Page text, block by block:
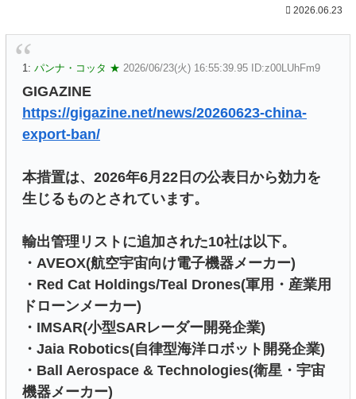
2026.06.23
1: パンナ・コッタ ★ 2026/06/23(火) 16:55:39.95 ID:z00LUhFm9
GIGAZINE
https://gigazine.net/news/20260623-china-
export-ban/
本措置は、2026年6月22日の公表日から効力を
生じるものとされています。
輸出管理リストに追加された10社は以下。
・AVEOX(航空宇宙向け電子機器メーカー)
・Red Cat Holdings/Teal Drones(軍用・産業用
ドローンメーカー)
・IMSAR(小型SARレーダー開発企業)
・Jaia Robotics(自律型海洋ロボット開発企業)
・Ball Aerospace & Technologies(衛星・宇宙
機器メーカー)